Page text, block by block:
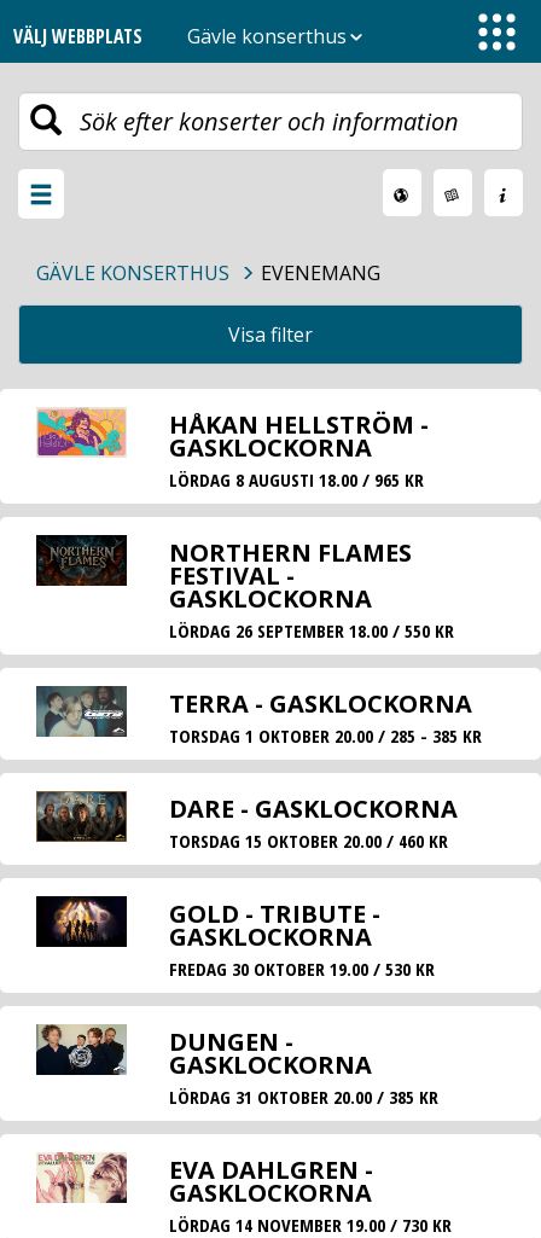
VÄLJ WEBBPLATS
Gävle konserthus
Toggle
navigation
Växla
GÄVLE KONSERTHUS EVENEMANG
Visa filter
HÅKAN HELLSTRÖM -
GASKLOCKORNA
LÖRDAG 8 AUGUSTI 18.00 / 965 KR
NORTHERN FLAMES
FESTIVAL -
GASKLOCKORNA
LÖRDAG 26 SEPTEMBER 18.00 / 550 KR
TERRA - GASKLOCKORNA
TORSDAG 1 OKTOBER 20.00 / 285 - 385 KR
DARE - GASKLOCKORNA
TORSDAG 15 OKTOBER 20.00 / 460 KR
GOLD - TRIBUTE -
GASKLOCKORNA
FREDAG 30 OKTOBER 19.00 / 530 KR
DUNGEN -
GASKLOCKORNA
LÖRDAG 31 OKTOBER 20.00 / 385 KR
EVA DAHLGREN -
GASKLOCKORNA
LÖRDAG 14 NOVEMBER 19.00 / 730 KR